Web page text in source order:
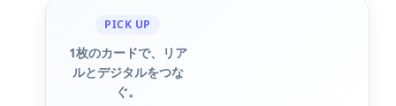
PICK UP
1枚のカードで、リア
ルとデジタルをつな
ぐ。